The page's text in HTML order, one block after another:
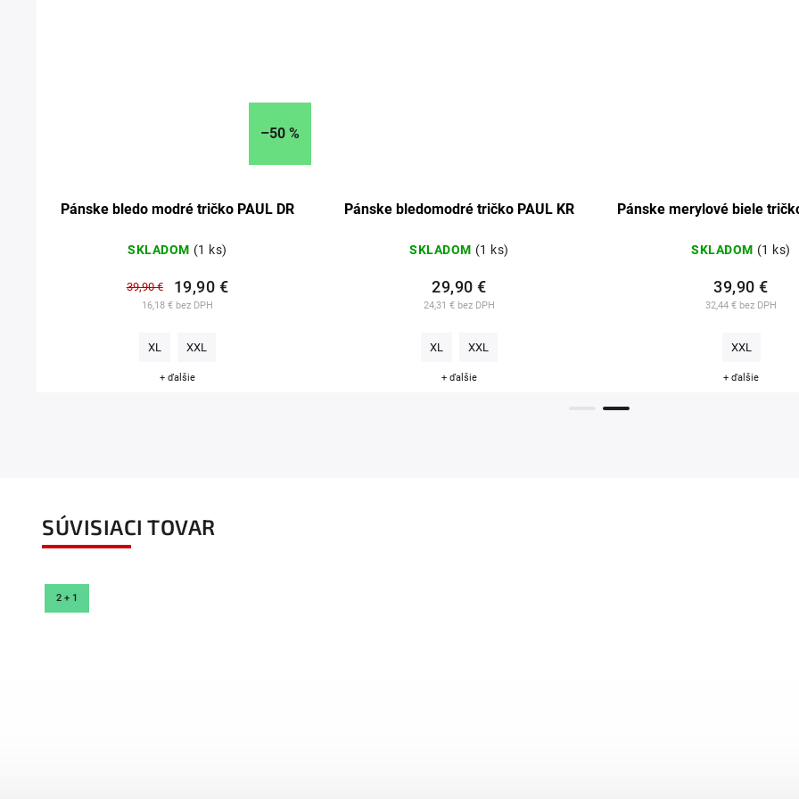
–50 %
Pánske bledo modré tričko PAUL DR
SKLADOM (1 ks)
16,18 € bez DPH
39,90 € 19,90 €
XL XXL
+ ďalšie
Pánske bledomodré tričko PAUL KR
SKLADOM (1 ks)
24,31 € bez DPH
29,90 €
XL XXL
+ ďalšie
Pánske merylové biele
SKLADOM (1 ks)
32,44 € bez DPH
39,90 €
XXL
+ ďalšie
SÚVISIACI TOVAR
2 + 1